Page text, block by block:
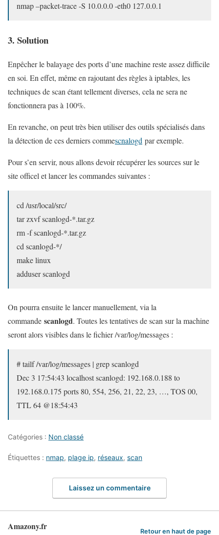
nmap –packet-trace -S 10.0.0.0 -eth0 127.0.0.1
3. Solution
Enpêcher le balayage des ports d’une machine reste assez difficile
en soi. En effet, même en rajoutant des règles à iptables, les
techniques de scan étant tellement diverses, cela ne sera ne
fonctionnera pas à 100%.
En revanche, on peut très bien utiliser des outils spécialisés dans
la détection de ces derniers commescnalogd par exemple.
Pour s’en servir, nous allons devoir récupérer les sources sur le
site officel et lancer les commandes suivantes :
cd /usr/local/src/
tar zxvf scanlogd-*.tar.gz
rm -f scanlogd-*.tar.gz
cd scanlogd-*/
make linux
adduser scanlogd
On pourra ensuite le lancer manuellement, via la
commande scanlogd. Toutes les tentatives de scan sur la machine
seront alors visibles dans le fichier /var/log/messages :
# tailf /var/log/messages | grep scanlogd
Dec 3 17:54:43 localhost scanlogd: 192.168.0.188 to
192.168.0.175 ports 80, 554, 256, 21, 22, 23, …, TOS 00,
TTL 64 @18:54:43
Catégories : Non classé
Étiquettes : nmap, plage ip, réseaux, scan
Laissez un commentaire
Amazony.fr Retour en haut de page